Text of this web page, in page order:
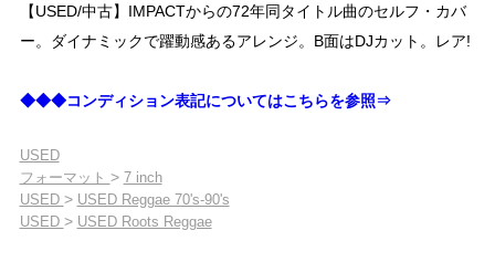
【USED/中古】IMPACTからの72年同タイトル曲のセルフ・カバ
ー。ダイナミックで躍動感あるアレンジ。B面はDJカット。レア!
◆◆◆コンディション表記についてはこちらを参照⇒
USED
フォーマット > 7 inch
USED > USED Reggae 70's-90's
USED > USED Roots Reggae